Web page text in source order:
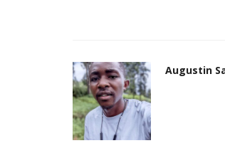
Augustin
femmes
yassine ndaye
​​​​​​​Dans la visée
élections ténues en